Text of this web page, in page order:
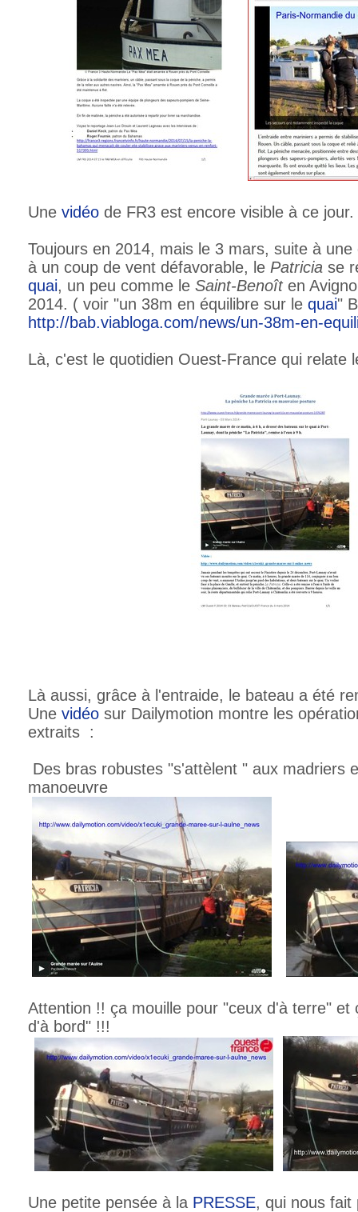
Une vidéo de FR3 est encore visible à ce jour.
Toujours en 2014, mais le 3 mars, suite à
à un coup de vent défavorable, le Patricia se
quai, un peu comme le Saint-Benoît en
2014. ( voir "un 38m en équilibre sur le quai"
http://bab.viabloga.com/news/un-38m-en-
Là, c'est le quotidien Ouest-France qui relate
Là aussi, grâce à l'entraide, le bateau a été
Une vidéo sur Dailymotion montre les
extraits :
Des bras robustes "s'attèlent " aux madriers
manoeuvre
Attention !! ça mouille pour "ceux d'à terre" et
d'à bord" !!!
Une petite pensée à la PRESSE, qui nous fait